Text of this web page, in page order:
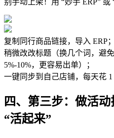
别手动上架！用 “妙手 ERP” 或
复制同行商品链接，导入 ERP；
稍微改改标题（换几个词，避
5%-10%，更容易出单）；
一键同步到自己店铺，每天花 1
四、第三步：做活
“活起来”